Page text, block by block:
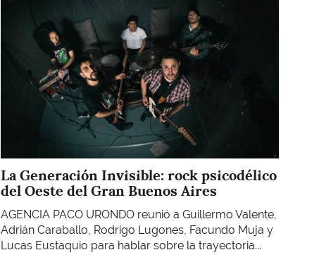
La Generación Invisible: rock psicodélico
del Oeste del Gran Buenos Aires
AGENCIA PACO URONDO reunió a Guillermo Valente,
Adrián Caraballo, Rodrigo Lugones, Facundo Muja y
Lucas Eustaquio para hablar sobre la trayectoria...